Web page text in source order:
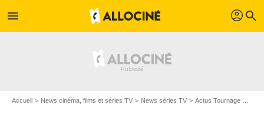
menu profil search
Accueil News cinéma, films et séries TV News séries TV Actus Tournage Séries TV